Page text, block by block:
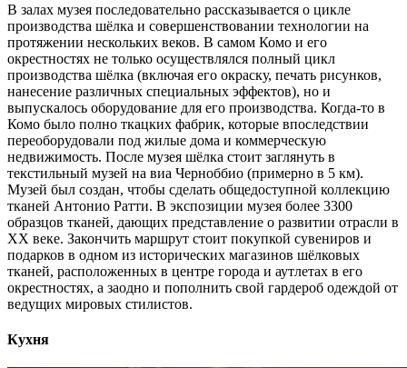
В залах музея последовательно рассказывается о цикле
производства шёлка и совершенствовании технологии на
протяжении нескольких веков. В самом Комо и его
окрестностях не только осуществлялся полный цикл
производства шёлка (включая его окраску, печать рисунков,
нанесение различных специальных эффектов), но и
выпускалось оборудование для его производства. Когда-то в
Комо было полно ткацких фабрик, которые впоследствии
переоборудовали под жилые дома и коммерческую
недвижимость. После музея шёлка стоит заглянуть в
текстильный музей на виа Черноббио (примерно в 5 км).
Музей был создан, чтобы сделать общедоступной коллекцию
тканей Антонио Ратти. В экспозиции музея более 3300
образцов тканей, дающих представление о развитии отрасли в
XX веке. Закончить маршрут стоит покупкой сувениров и
подарков в одном из исторических магазинов шёлковых
тканей, расположенных в центре города и аутлетах в его
окрестностях, а заодно и пополнить свой гардероб одеждой от
ведущих мировых стилистов.
Кухня